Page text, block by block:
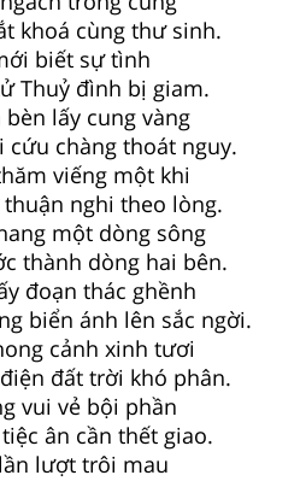
khoá cùng thư sinh.
biết sự tình
Thuỷ đình bị giam.
bèn lấy cung vàng
cứu chàng thoát nguy.
viếng một khi
nghi theo lòng.
một dòng sông
thành dòng hai bên.
đoạn thác ghềnh
biển ánh lên sắc ngời.
cảnh xinh tươi
đất trời khó phân.
vui vẻ bội phần
ân cần thết giao.
lượt trôi mau